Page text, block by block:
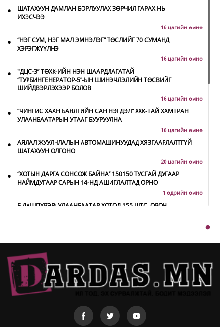
•
ШАТАХУУН ДАМЛАН БОРЛУУЛАХ ЗӨРЧИЛ ГАРАХ НЬ
ИХЭСЧЭЭ
16 цагийн өмнө
•
“НЭГ СУМ, НЭГ МАЛ ЭМНЭЛЭГ” ТӨСЛИЙГ 70 СУМАНД
ХЭРЭГЖҮҮЛНЭ
16 цагийн өмнө
•
"ДЦС-3” ТӨХК-ИЙН НЭН ШААРДЛАГАТАЙ
“ТУРБИНГЕНЕРАТОР-5”-ЫН ШИНЭЧЛЭЛИЙН ТӨСВИЙГ
ШИЙДВЭРЛЭХЭЭР БОЛОВ
16 цагийн өмнө
•
“ЧИНГИС ХААН БАЯЛГИЙН САН НЭГДЭЛ” ХХК-ТАЙ ХАМТРАН
УЛААНБААТАРЫН УТААГ БУУРУУЛНА
16 цагийн өмнө
•
АЯЛАЛ ЖУУЛЧЛАЛЫН АВТОМАШИНУУДАД ХЯЗГААРЛАЛТГҮЙ
ШАТАХУУН ОЛГОНО
20 цагийн өмнө
•
“ХОТЫН ДАРГА СОНСОЖ БАЙНА” 150150 ТУСГАЙ ДУГААР
НАЙМДУГААР САРЫН 14-НД АШИГЛАЛТАД ОРНО
1 өдрийн өмнө
Б.ДАШПҮРЭВ: УЛААНБААТАР ХОТОД 155 ШТС, ОРОН
•
ҮЙЛДВЭР БАЙГУУЛЖ, ИРЭХ ОНООС ХАГАС КОКС ТҮЛШИЙГ
ДОТООДДОО ҮЙЛДВЭРЛЭНЭ
1 өдрийн өмнө
•
АМАРГҮЙ ЦАГ ҮЕИЙГ ИРЭХ ӨДРҮҮДЭД Ч БИД ХАМТДАА Л
ДАВАН ТУУЛНА
ОХУ-ААС СҮХБААТАР БООМТООР ОРЖ ИРСЭН ШАТАХУУНЫ